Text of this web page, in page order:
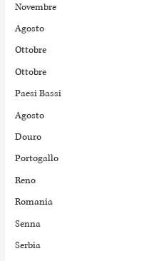
Novembre
Agosto
Ottobre
Ottobre
Paesi Bassi
Agosto
Douro
Portogallo
Reno
Romania
Senna
Serbia